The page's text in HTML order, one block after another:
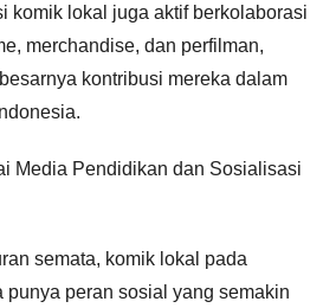
komik lokal juga aktif berkolaborasi
merchandise, dan perfilman,
kontribusi mereka dalam
Media Pendidikan dan Sosialisasi
semata, komik lokal pada
punya peran sosial yang semakin